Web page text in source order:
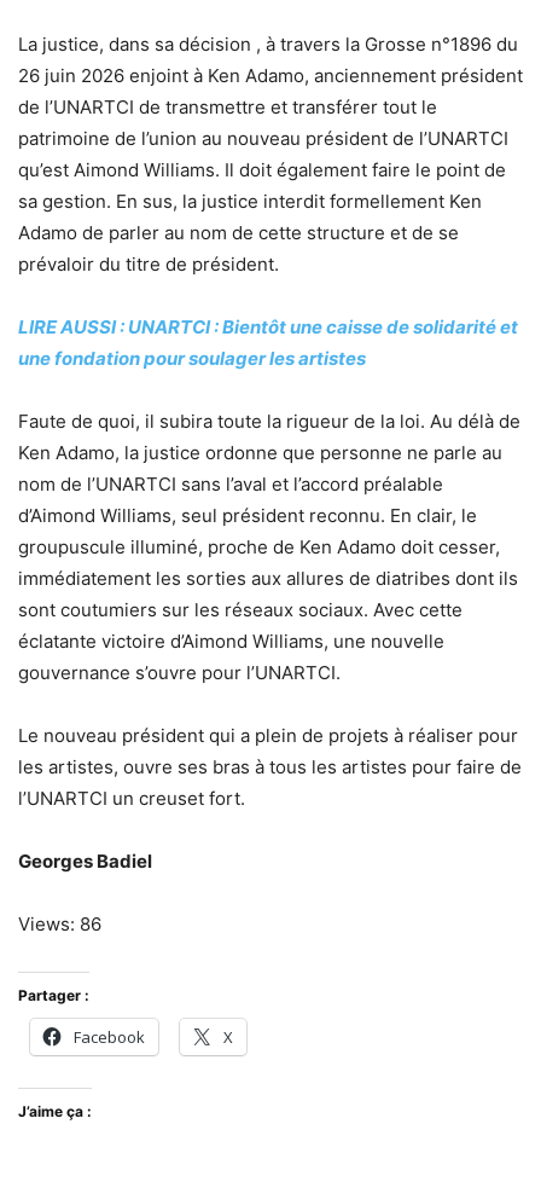
La justice, dans sa décision , à travers la Grosse n°1896 du
26 juin 2026 enjoint à Ken Adamo, anciennement président
de l’UNARTCI de transmettre et transférer tout le
patrimoine de l’union au nouveau président de l’UNARTCI
qu’est Aimond Williams. Il doit également faire le point de
sa gestion. En sus, la justice interdit formellement Ken
Adamo de parler au nom de cette structure et de se
prévaloir du titre de président.
LIRE AUSSI : UNARTCI : Bientôt une caisse de solidarité et
une fondation pour soulager les artistes
Faute de quoi, il subira toute la rigueur de la loi. Au délà de
Ken Adamo, la justice ordonne que personne ne parle au
nom de l’UNARTCI sans l’aval et l’accord préalable
d’Aimond Williams, seul président reconnu. En clair, le
groupuscule illuminé, proche de Ken Adamo doit cesser,
immédiatement les sorties aux allures de diatribes dont ils
sont coutumiers sur les réseaux sociaux. Avec cette
éclatante victoire d’Aimond Williams, une nouvelle
gouvernance s’ouvre pour l’UNARTCI.
Le nouveau président qui a plein de projets à réaliser pour
les artistes, ouvre ses bras à tous les artistes pour faire de
l’UNARTCI un creuset fort.
Georges Badiel
Views: 86
Partager :
Facebook X
J’aime ça :